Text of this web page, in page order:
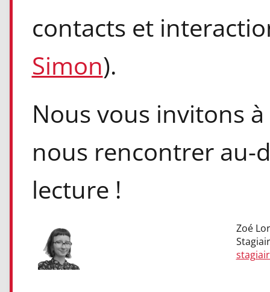
contacts et
Simon).
Nous vous invitons
nous rencontrer au-
lecture !
Zoé